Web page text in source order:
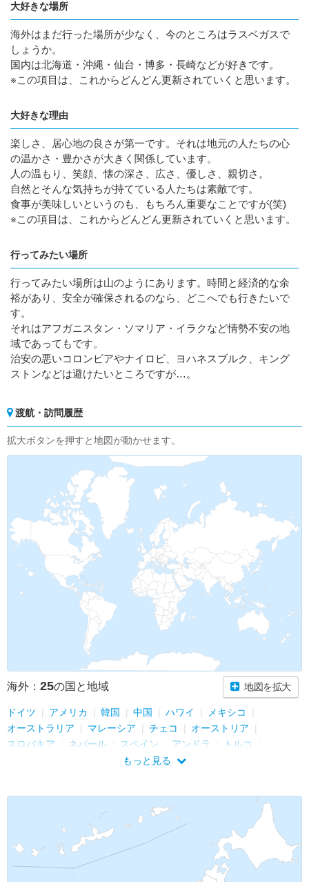
大好きな場所
海外はまだ行った場所が少なく、今のところはラスベガスで
しょうか。
国内は北海道・沖縄・仙台・博多・長崎などが好きです。
※この項目は、これからどんどん更新されていくと思います。
大好きな理由
楽しさ、居心地の良さが第一です。それは地元の人たちの心
の温かさ・豊かさが大きく関係しています。
人の温もり、笑顔、懐の深さ、広さ、優しさ、親切さ。
自然とそんな気持ちが持てている人たちは素敵です。
食事が美味しいというのも、もちろん重要なことですが(笑)
※この項目は、これからどんどん更新されていくと思います。
行ってみたい場所
行ってみたい場所は山のようにあります。時間と経済的な余
裕があり、安全が確保されるのなら、どこへでも行きたいで
す。
それはアフガニスタン・ソマリア・イラクなど情勢不安の地
域であってもです。
治安の悪いコロンビアやナイロビ、ヨハネスブルク、キング
ストンなどは避けたいところですが…。
渡航・訪問履歴
拡大ボタンを押すと地図が動かせます。
海外： 25の国と地域 地図を拡大
ドイツ アメリカ 韓国 中国 ハワイ
メキシコ
オーストラリア
マレーシア チェコ
オーストリア
スロバキア
ネパール スペイン アンドラ
トルコ
フランス カンボジア
もっと見る